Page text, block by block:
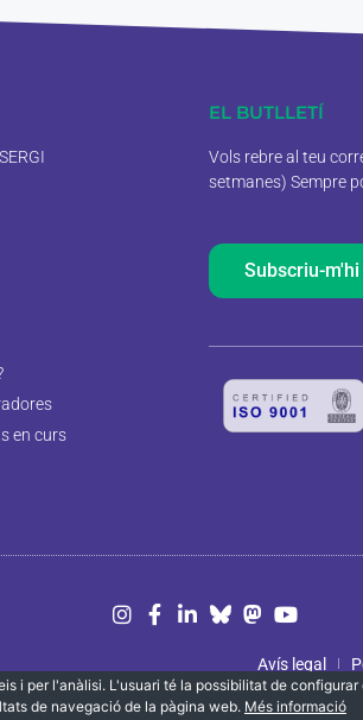
en curs
EL BUTLLETÍ
Vols rebre al teu
setmanes) Sempre
Subscriu-m'hi
Avís legal
per l'anàlisi. L'usuari té la possibilitat de
de navegació de la pàgina web. Més informació